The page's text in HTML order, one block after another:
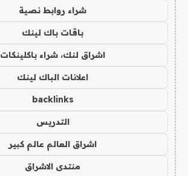
شراء روابط نصية
باقات باك لينك
اشراق لنك، شراء باكلينكات
اعلانات الباك لينك
backlinks
التدريس
اشراق العالم عالم كبير
منتدى الاشراق